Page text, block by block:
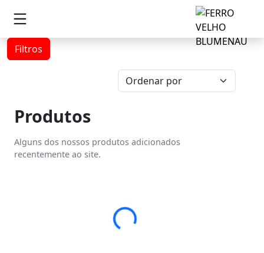
Filtros
Produtos
Alguns dos nossos produtos adicionados
recentemente ao site.
Loading...